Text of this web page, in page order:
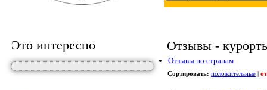
Это интересно Отзывы -
Отзывы по странам
Сортировать: положительные |